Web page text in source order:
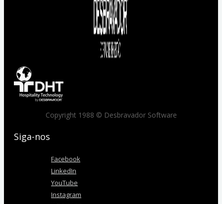
Copyright 1988 © Desbravador Software
Siga-nos
Facebook
LinkedIn
YouTube
Instagram